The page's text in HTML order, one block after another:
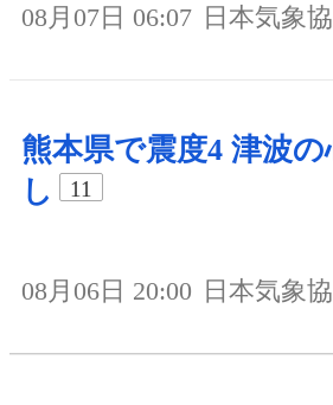
08月07日 06:07 日本気象
熊本県で震度4 津波の
し
11
08月06日 20:00 日本気象